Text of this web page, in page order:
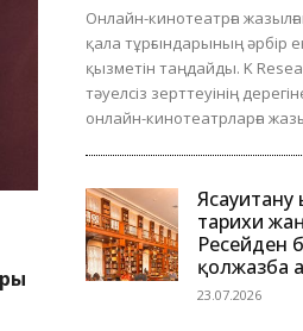
Онлайн-кинотеатрға
қала тұрғындарының әрбір
қызметін таңдайды. K
тәуелсіз зерттеуінің
онлайн-кинотеатрларға
Ясауитану
тарихи
Ресейден
қолжазба
23.07.2026